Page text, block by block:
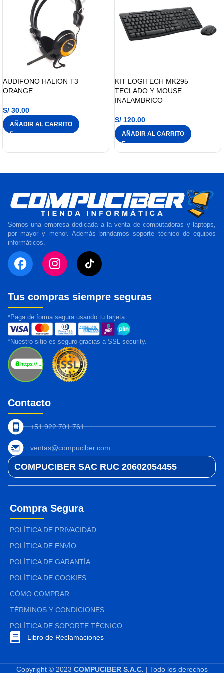
AUDIFONO HALION T3
ORANGE
S/ 30.00
AÑADIR AL CARRITO
KIT LOGITECH MK295
TECLADO Y MOUSE
INALAMBRICO
S/ 120.00
AÑADIR AL CARRITO
Somos una empresa dedicada a la venta de computadoras y laptops,
por mayor y menor. Además brindamos soporte técnico de equipos
informáticos.
Tus compras siempre seguras
*Paga de forma segura usando tu tarjeta.
*Nuestro sitio es seguro gracias a SSL security.
Contacto
+51 922 701 761
ventas@compuciber.com
COMPUCIBER SAC RUC 20602054455
Compra Segura
POLÍTICA DE PRIVACIDAD
POLÍTICA DE ENVÍO
POLÍTICA DE GARANTÍA
POLÍTICA DE COOKIES
CÓMO COMPRAR
TÉRMINOS Y CONDICIONES
POLÍTICA DE SOPORTE TÉCNICO
Libro de Reclamaciones
Copyright © 2023 COMPUCIBER S.A.C. | Todo los derechos